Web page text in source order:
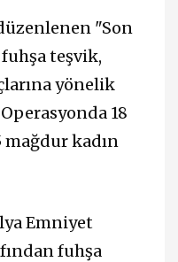
"Son
teşvik,
yönelik
18
mağdur kadın
Emniyet
fuhşa